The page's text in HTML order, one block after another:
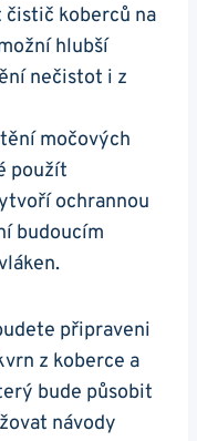
koberců na
hlubší
nečistot i z
močových
použít
ochrannou
budoucím
připraveni
z koberce a
bude působit
návody